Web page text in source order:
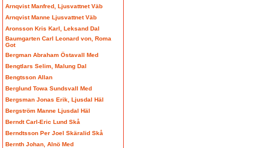
Arnqvist Manfred, Ljusvattnet Väb
Arnqvist Manne Ljusvattnet Väb
Aronsson Kris Karl, Leksand Dal
Baumgarten Carl Leonard von, Roma
Got
Bergman Abraham Östavall Med
Bengtlars Selim, Malung Dal
Bengtsson Allan
Berglund Towa Sundsvall Med
Bergsman Jonas Erik, Ljusdal Häl
Bergström Manne Ljusdal Häl
Berndt Carl-Eric Lund Skå
Berndtsson Per Joel Skäralid Skå
Bernth Johan, Alnö Med